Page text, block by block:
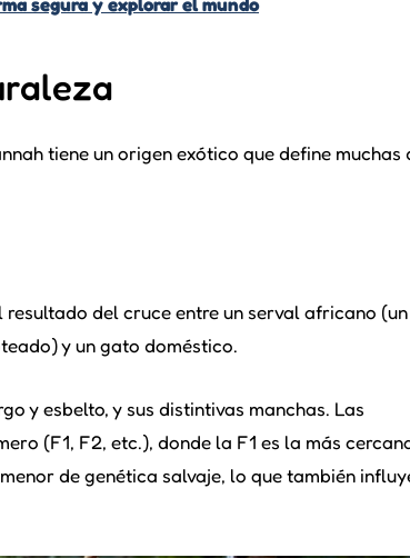
tiene un origen exótico que define muchas
del cruce entre un serval africano (un
y un gato doméstico.
y esbelto, y sus distintivas manchas. Las
(F1, F2, etc.), donde la F1 es la más
de genética salvaje, lo que también